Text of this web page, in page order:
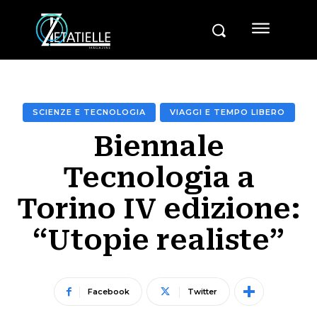
SCIENZE E TECNOLOGIA VIAGGI E TEMPO LIBERO
Biennale
Tecnologia a
Torino IV edizione:
“Utopie realiste”
Facebook Twitter